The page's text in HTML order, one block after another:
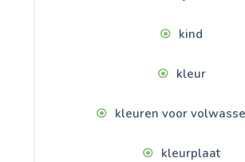
kind
kleur
kleuren voor
kleurplaat